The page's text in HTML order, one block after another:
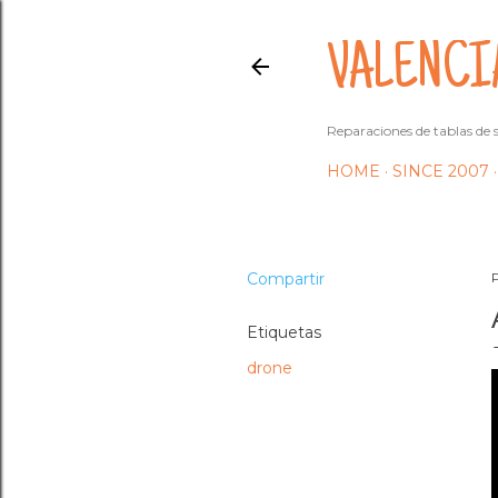
Reparaciones de tablas
HOME SINCE 2007
Compartir
Etiquetas
drone